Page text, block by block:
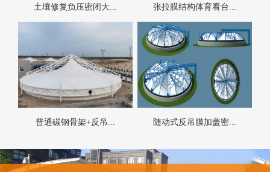
土壤修复负压密闭大... 张拉膜结构体育看台...
普通碳钢骨架+反吊... 随动式反吊膜加盖密...